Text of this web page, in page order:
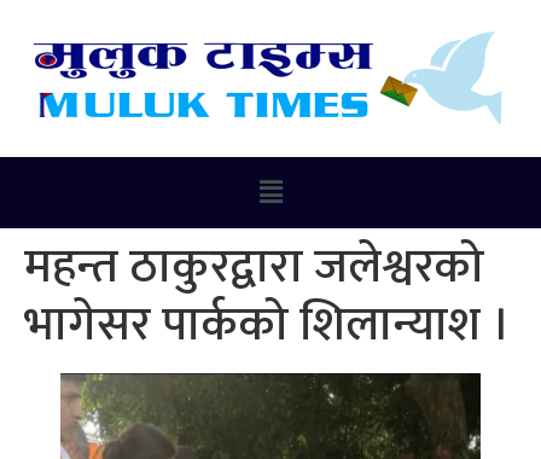
महन्त ठाकुरद्वारा जलेश्वरको
भागेसर पार्कको शिलान्याश ।